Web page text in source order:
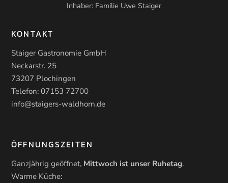
Inhaber: Familie Uwe Staiger
KONTAKT
Staiger Gastronomie GmbH
Neckarstr. 25
73207 Plochingen
Telefon: 07153 72700
info@staigers-waldhorn.de
ÖFFNUNGSZEITEN
Ganzjährig geöffnet, Mittwoch ist unser Ruhetag.
Warme Küche: